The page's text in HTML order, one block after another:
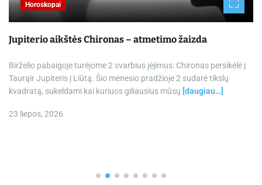
Horoskopai
Jupiterio aikštės Chironas – atmetimo žaizda
Birželio pabaigoje turėjome 2 svarbius įėjimus: Chironas persikėlė į
Taurąir Jupiteris į Liūtą. Šio mėnesio pradžioje 2 sudarė tikslų
kvadratą, sukeldami kai kuriuos giliausius mūsų [daugiau…]
23 liepos, 2026